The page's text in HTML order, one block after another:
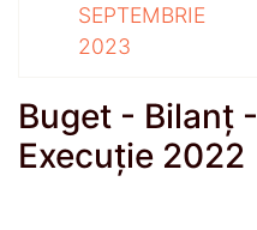
SEPTEMBRIE
2023
Buget - Bilanț -
Execuție 2022